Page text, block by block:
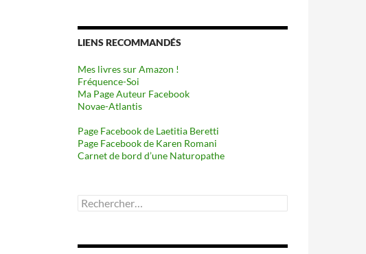
LIENS RECOMMANDÉS
Mes livres sur Amazon !
Fréquence-Soi
Ma Page Auteur Facebook
Novae-Atlantis
Page Facebook de Laetitia Beretti
Page Facebook de Karen Romani
Carnet de bord d’une Naturopathe
Rechercher :